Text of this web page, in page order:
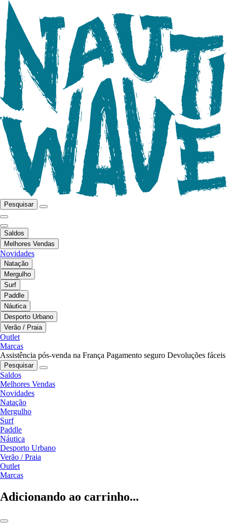
Pesquisar
Saldos
Melhores Vendas
Novidades
Natação
Mergulho
Surf
Paddle
Náutica
Desporto Urbano
Verão / Praia
Outlet
Marcas
Assistência pós-venda na França Pagamento seguro Devoluções fáceis
Pesquisar
Saldos
Melhores Vendas
Novidades
Natação
Mergulho
Surf
Paddle
Náutica
Desporto Urbano
Verão / Praia
Outlet
Marcas
Adicionando ao carrinho...